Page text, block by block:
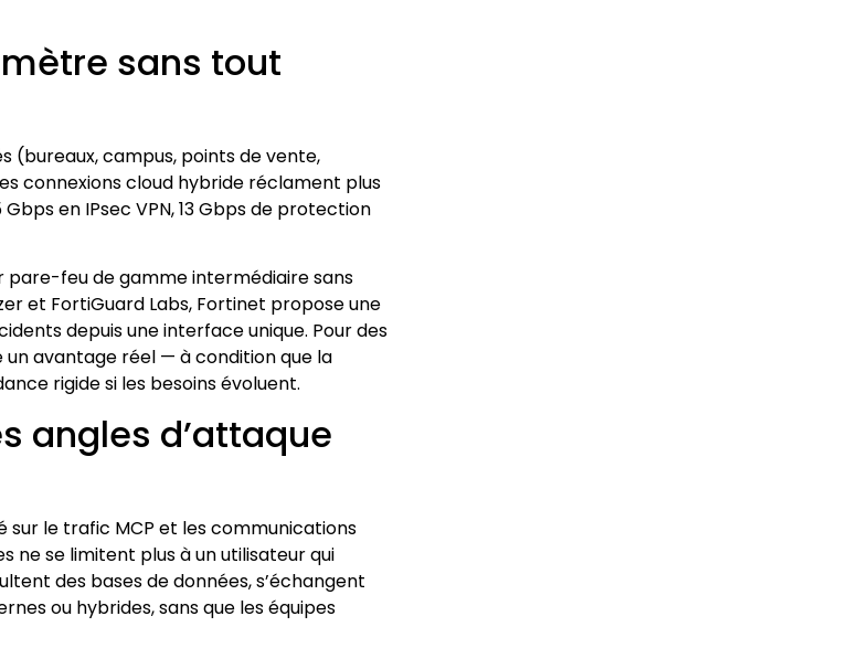
sans tout
(bureaux, campus, points de vente,
connexions cloud hybride réclament plus
en IPsec VPN, 13 Gbps de protection
pare-feu de gamme intermédiaire sans
et FortiGuard Labs, Fortinet propose une
depuis une interface unique. Pour des
avantage réel — à condition que la
rigide si les besoins évoluent.
angles d’attaque
le trafic MCP et les communications
ne se limitent plus à un utilisateur qui
des bases de données, s’échangent
ou hybrides, sans que les équipes